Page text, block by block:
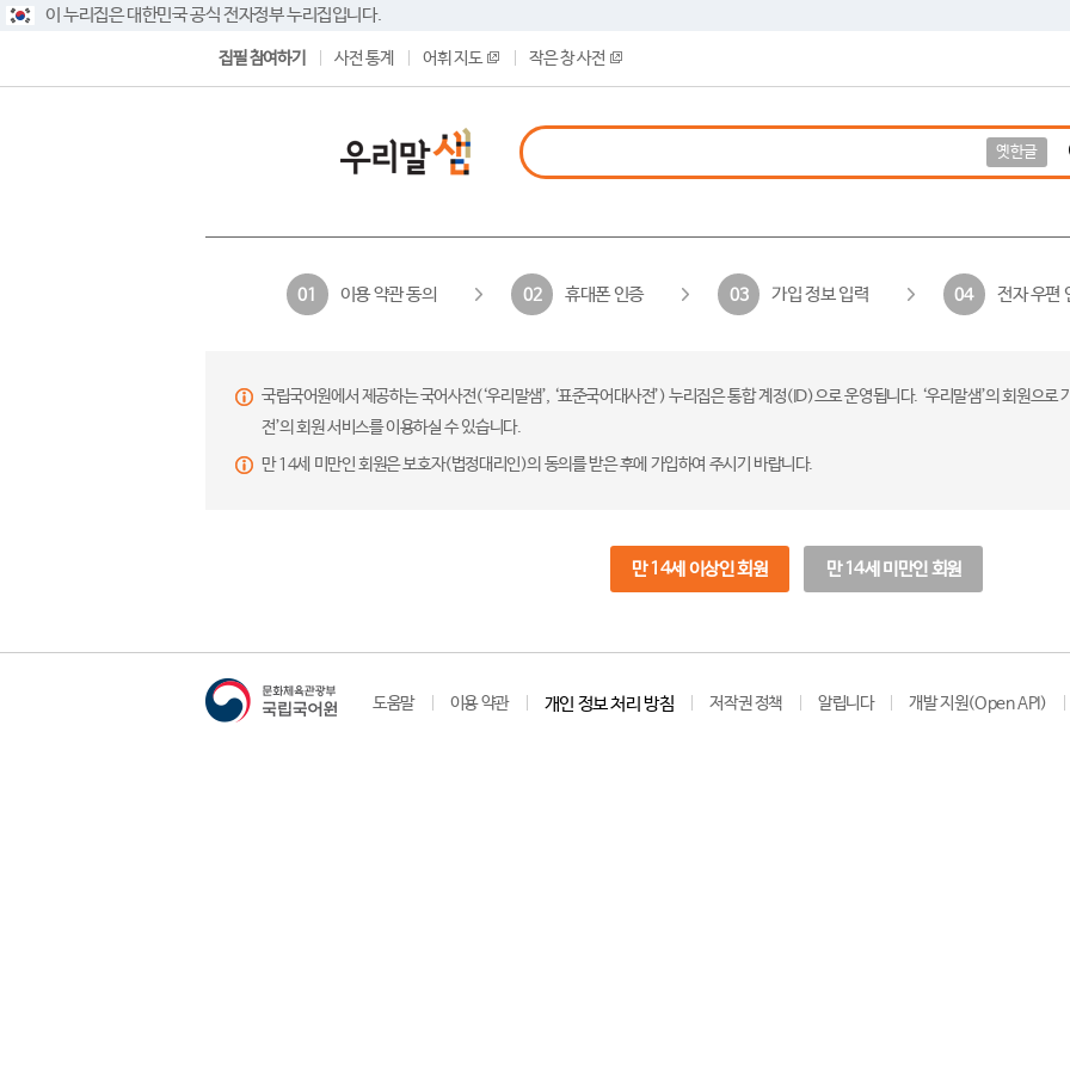
이 누리집은 대한민국 공식 전자정부 누리집입니다.
집필 참여하기 사전 통계 어휘 지도 작은 창 사전
옛한글
01 이용 약관 동의 02 휴대폰 인증 03 가입 정보 입력 04 전자 우편
국립국어원에서 제공하는 국어사전(‘우리말샘’, ‘표준국어대사전’) 누리집은 통합 계정(ID)으로 운영됩니다. ‘우리말샘’의 회원으
전’의 회원 서비스를 이용하실 수 있습니다.
만 14세 미만인 회원은 보호자(법정대리인)의 동의를 받은 후에 가입하여 주시기 바랍니다.
만 14세 이상인 회원 만 14세 미만인 회원
도움말 이용 약관 개인 정보 처리 방침 저작권 정책 알립니다 개발 지원(Open API)